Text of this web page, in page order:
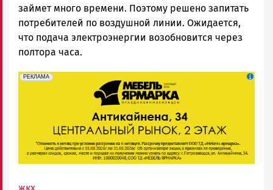
займет много времени. Поэтому решено запитать
потребителей по воздушной линии. Ожидается,
что подача электроэнергии возобновится через
полтора часа.
erid: 2SDnjeFymr3
РЕКЛАМА
Реклама